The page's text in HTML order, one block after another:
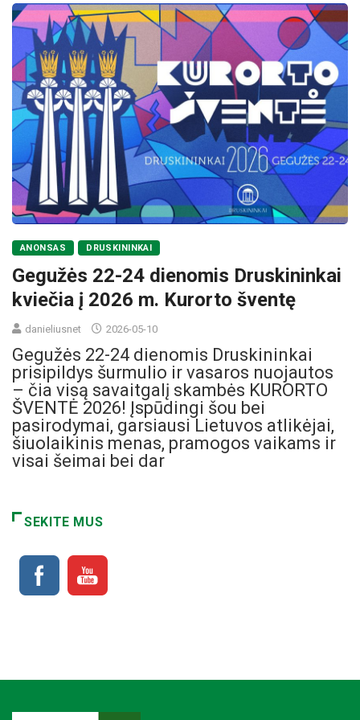
ANONSAS DRUSKININKAI
Gegužės 22-24 dienomis Druskininkai
kviečia į 2026 m. Kurorto šventę
danieliusnet 2026-05-10
Gegužės 22-24 dienomis Druskininkai
prisipildys šurmulio ir vasaros nuojautos
– čia visą savaitgalį skambės KURORTO
ŠVENTĖ 2026! Įspūdingi šou bei
pasirodymai, garsiausi Lietuvos atlikėjai,
šiuolaikinis menas, pramogos vaikams ir
visai šeimai bei dar
SEKITE MUS